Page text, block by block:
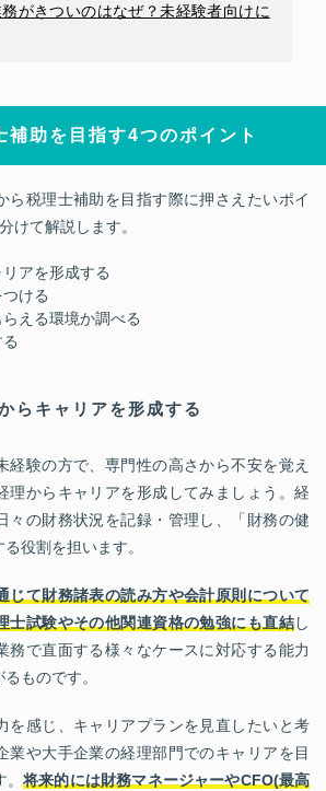
がきついのはなぜ？未経験者向けに
補助を目指す4つのポイント
ら税理士補助を目指す際に押さえたいポイ
けて解説します。
アを形成する
ける
える環境か調べる
らキャリアを形成する
経験の方で、専門性の高さから不安を覚え
理からキャリアを形成してみましょう。経
々の財務状況を記録・管理し、「財務の健
役割を担います。
じて財務諸表の読み方や会計原則について
士試験やその他関連資格の勉強にも直結し
務で直面する様々なケースに対応する能力
ものです。
を感じ、キャリアプランを見直したいと考
業や大手企業の経理部門でのキャリアを目
。将来的には財務マネージャーやCFO(最高